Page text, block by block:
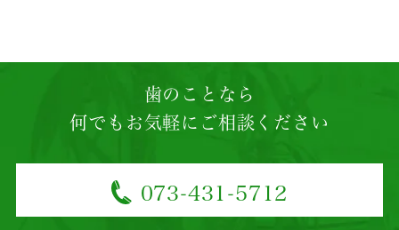
歯のことなら
何でもお気軽にご相談ください
073-431-5712